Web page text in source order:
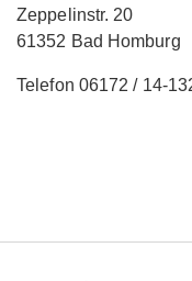
Zeppelinstr. 20
61352 Bad Homburg
Telefon 06172 / 14-